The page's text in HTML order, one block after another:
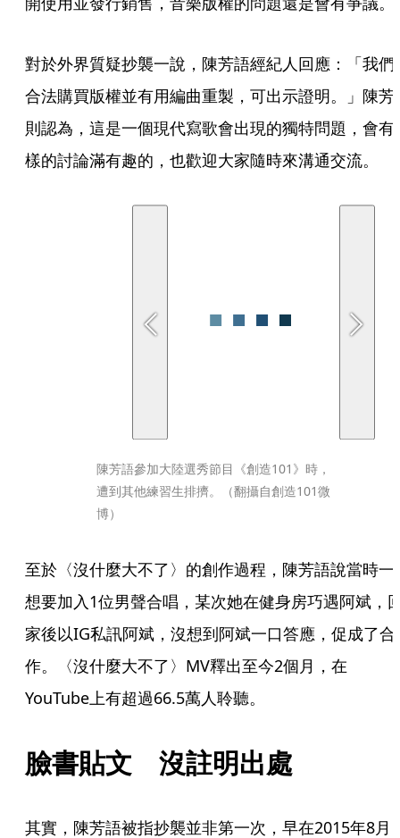
對於外界質疑抄襲一說，陳芳語經紀人回應：「我們
合法購買版權並有用編曲重製，可出示證明。」陳芳
則認為，這是一個現代寫歌會出現的獨特問題，會有
樣的討論滿有趣的，也歡迎大家隨時來溝通交流。
陳芳語參加大陸選秀節目《創造101》時，
遭到其他練習生排擠。（翻攝自創造101微
博）
至於〈沒什麼大不了〉的創作過程，陳芳語說當時一
想要加入1位男聲合唱，某次她在健身房巧遇阿斌，
家後以IG私訊阿斌，沒想到阿斌一口答應，促成了合
作。〈沒什麼大不了〉MV釋出至今2個月，在
YouTube上有超過66.5萬人聆聽。
臉書貼文　沒註明出處
其實，陳芳語被指抄襲並非第一次，早在2015年8月